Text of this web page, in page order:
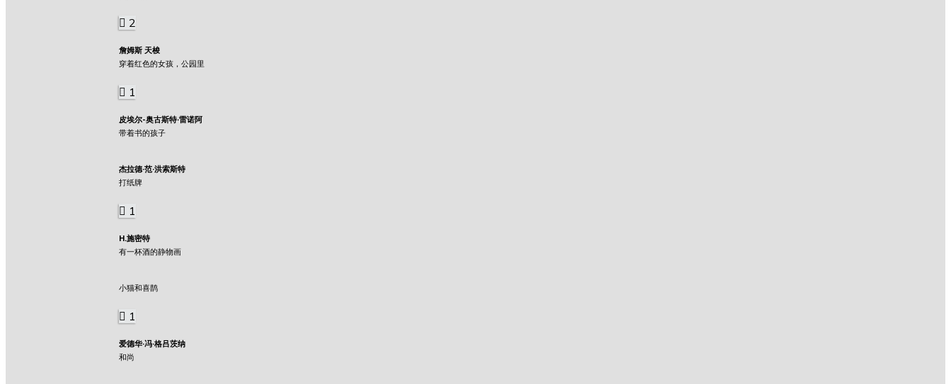
2
詹姆斯 天梭
穿着红色的女孩，公园里
1
皮埃尔-奥古斯特·雷诺阿
带着书的孩子
杰拉德·范·洪索斯特
打纸牌
1
H.施密特
有一杯酒的静物画
小猫和喜鹊
1
爱德华·冯·格吕茨纳
和尚